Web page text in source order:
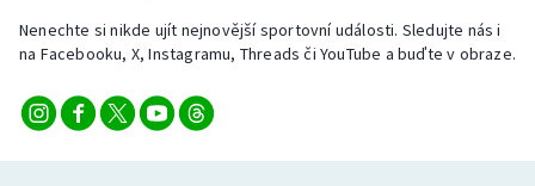
Nenechte si nikde ujít nejnovější sportovní události. Sledujte nás i
na Facebooku, X, Instagramu, Threads či YouTube a buďte v obraze.